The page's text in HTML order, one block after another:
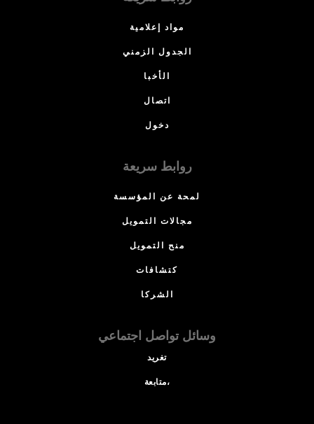
مواد إعلامية
الجدول الزمني
الأخبا
اتصال
دخول
روابط سريعة
لمحة عن المؤسسة
مجالات التمويل
منح التمويل
كتشافات
الشركا
وسائل تواصل اجتماعي
تغريد
متابعة،